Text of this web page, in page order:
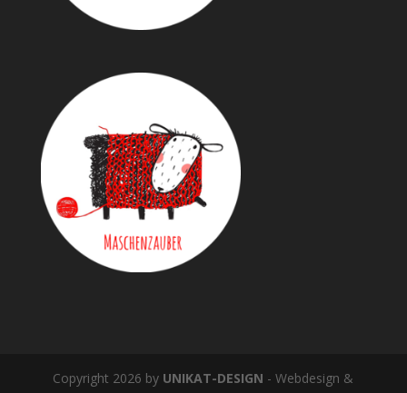
Copyright 2026 by UNIKAT-DESIGN - Webdesign &